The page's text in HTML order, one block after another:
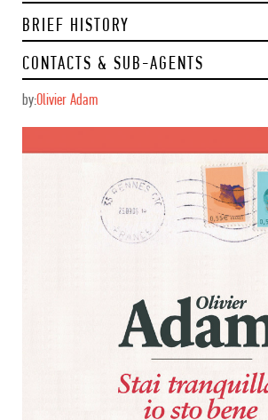
BRIEF HISTORY
CONTACTS & SUB-AGENTS
by:Olivier Adam